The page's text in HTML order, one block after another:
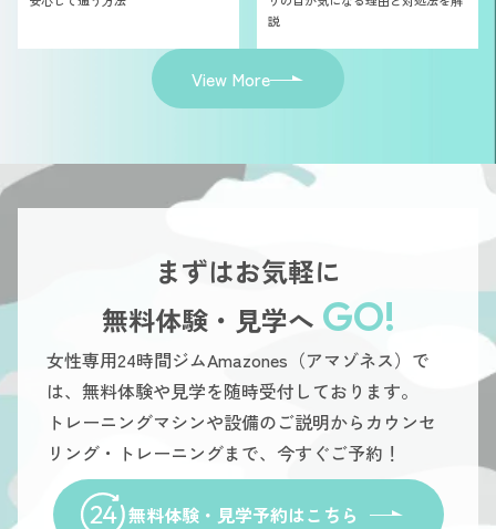
説
View More
まずはお気軽に
無料体験・見学へ GO!
女性専用24時間ジムAmazones（アマゾネス）で
は、無料体験や見学を随時受付しております。
トレーニングマシンや設備のご説明からカウンセ
リング・トレーニングまで、今すぐご予約！
無料体験・見学予約はこちら